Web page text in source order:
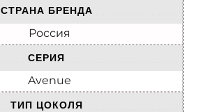
СТРАНА БРЕНДА
Россия
СЕРИЯ
Avenue
ТИП ЦОКОЛЯ